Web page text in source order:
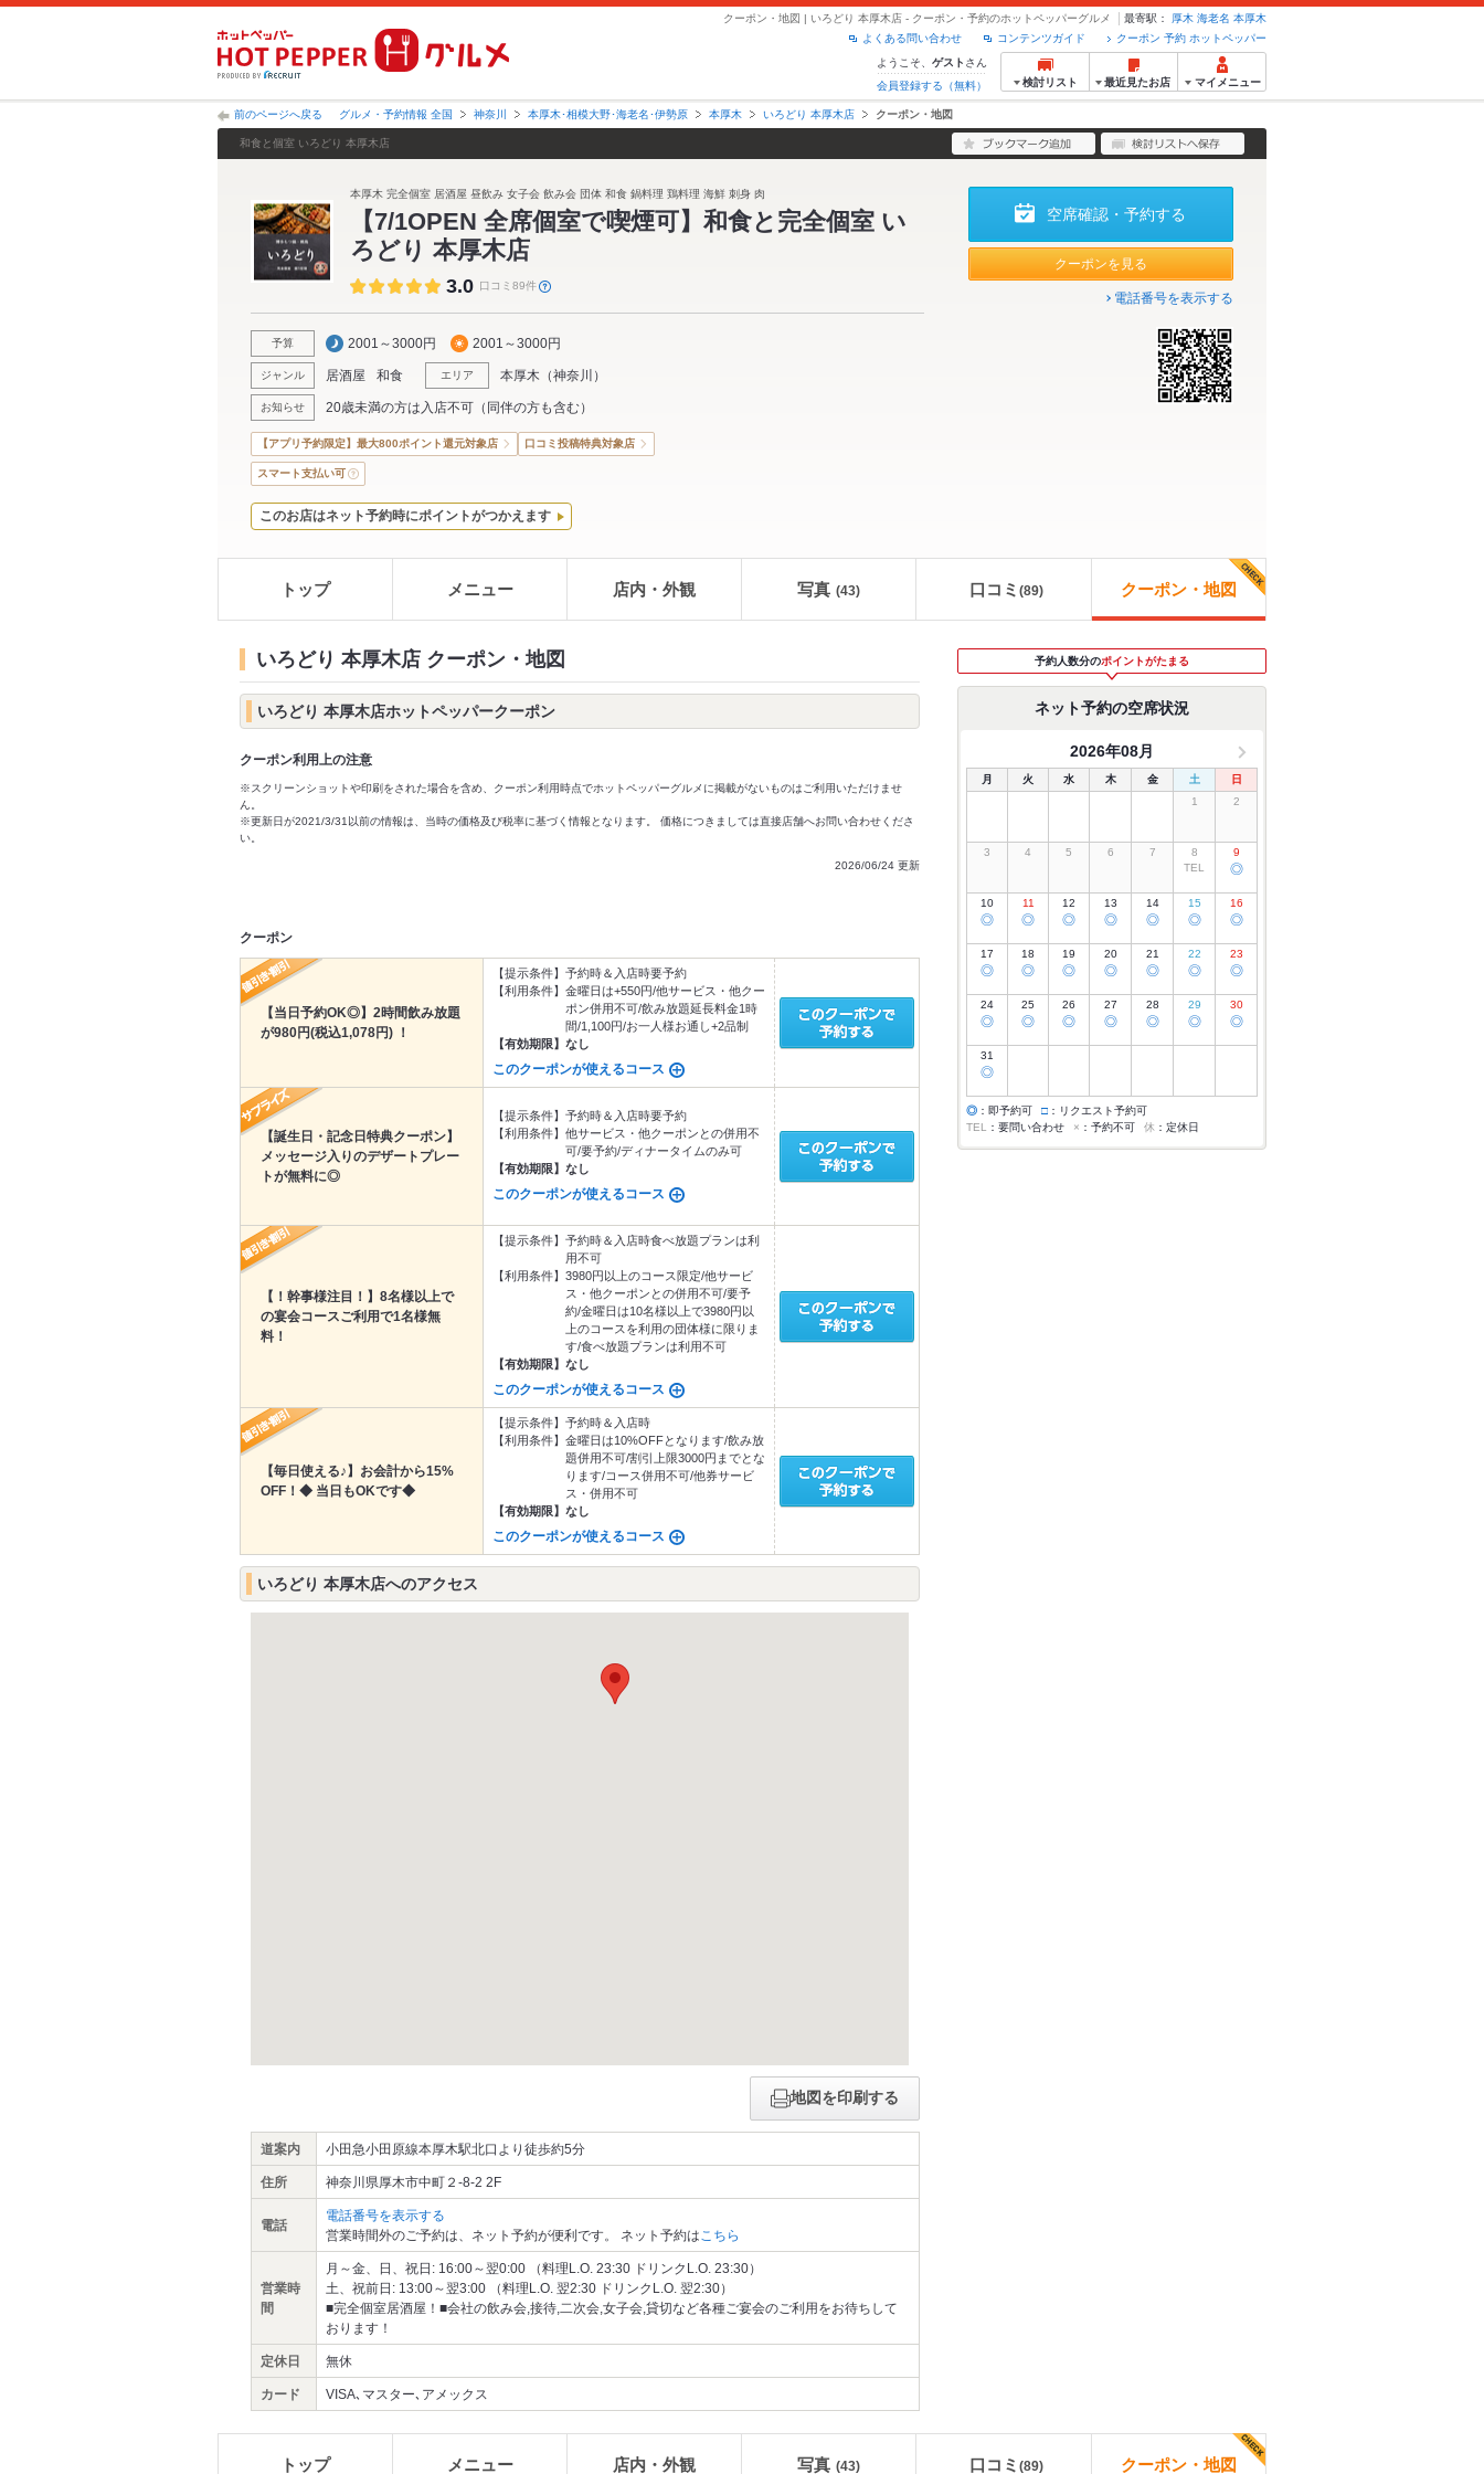
クーポン・地図 | いろどり 本厚木店 - クーポン・予約のホットペッパーグルメ 最寄駅： 厚木 海老名 本厚木
クーポン 予約 ホットペッパー
コンテンツガイド
よくある問い合わせ
ようこそ、 ゲスト さん
会員登録する（無料）
検討リスト 最近見たお店 マイメニュー
前のページへ戻る グルメ・予約情報 全国 神奈川 本厚木･相模大野･海老名･伊勢原 本厚木 いろどり 本厚木店 クーポン・地図
和食と個室 いろどり 本厚木店
本厚木 完全個室 居酒屋 昼飲み 女子会 飲み会 団体 和食 鍋料理 鶏料理 海鮮 刺身 肉
【7/1OPEN 全席個室で喫煙可】和食と完全個室 い
ろどり 本厚木店
3.0 口コミ89件
予算 2001～3000円 2001～3000円
ジャンル 居酒屋 和食 エリア 本厚木 （神奈川 ）
お知らせ 20歳未満の方は入店不可（同伴の方も含む）
空席確認・予約する
クーポンを見る
電話番号を表示する
【アプリ予約限定】最大800ポイント還元対象店 口コミ投稿特典対象店
スマート支払い可
このお店はネット予約時にポイントがつかえます
トップ メニュー 店内・外観 写真 (43) 口コミ (89) クーポン・地図
いろどり 本厚木店 クーポン・地図
いろどり 本厚木店ホットペッパークーポン
クーポン利用上の注意
※スクリーンショットや印刷をされた場合を含め、クーポン利用時点でホットペッパーグルメに掲載がないものはご利用いただけませ
ん。
※更新日が2021/3/31以前の情報は、当時の価格及び税率に基づく情報となります。 価格につきましては直接店舗へお問い合わせくださ
い。
2026/06/24 更新
クーポン
【当日予約OK◎】2時間飲み放題
が980円(税込1,078円) ！
【提示条件】 予約時＆入店時要予約
【利用条件】 金曜日は+550円/他サービス・他クー
ポン併用不可/飲み放題延長料金1時
間/1,100円/お一人様お通し+2品制
【有効期限】 なし
このクーポンが使えるコース
【誕生日・記念日特典クーポン】
メッセージ入りのデザートプレー
トが無料に◎
【提示条件】 予約時＆入店時要予約
【利用条件】 他サービス・他クーポンとの併用不
可/要予約/ディナータイムのみ可
【有効期限】 なし
このクーポンが使えるコース
【！幹事様注目！】8名様以上で
の宴会コースご利用で1名様無
料！
【提示条件】 予約時＆入店時食べ放題プランは利
用不可
【利用条件】 3980円以上のコース限定/他サービ
ス・他クーポンとの併用不可/要予
約/金曜日は10名様以上で3980円以
上のコースを利用の団体様に限りま
す/食べ放題プランは利用不可
【有効期限】 なし
このクーポンが使えるコース
【毎日使える♪】お会計から15%
OFF！◆ 当日もOKです◆
【提示条件】 予約時＆入店時
【利用条件】 金曜日は10%OFFとなります/飲み放
題併用不可/割引上限3000円までとな
ります/コース併用不可/他券サービ
ス・併用不可
【有効期限】 なし
このクーポンが使えるコース
いろどり 本厚木店へのアクセス
地図を印刷する
道案内 小田急小田原線本厚木駅北口より徒歩約5分
住所 神奈川県厚木市中町２-8-2 2F
電話
電話番号を表示する
営業時間外のご予約は、ネット予約が便利です。 ネット予約はこちら
営業時
間
月～金、日、祝日: 16:00～翌0:00 （料理L.O. 23:30 ドリンクL.O. 23:30）
土、祝前日: 13:00～翌3:00 （料理L.O. 翌2:30 ドリンクL.O. 翌2:30）
■完全個室居酒屋！■会社の飲み会,接待,二次会,女子会,貸切など各種ご宴会のご利用をお待ちして
おります！
定休日 無休
カード VISA､マスター､アメックス
予約人数分のポイントがたまる
ネット予約の空席状況
2026年08月
月 火 水 木 金 土
日
1
2
3 4 5 6 7
8
TEL
9
◎
10
◎
11
◎
12
◎
13
◎
14
◎
15
◎
16
◎
17
◎
18
◎
19
◎
20
◎
21
◎
22
◎
23
◎
24
◎
25
◎
26
◎
27
◎
28
◎
29
◎
30
◎
31
◎
◎ ：即予約可 □ ：リクエスト予約可
TEL
：要問い合わせ × ：予約不可 休 ：定休日
トップ メニュー 店内・外観 写真 (43) 口コミ (89) クーポン・地図